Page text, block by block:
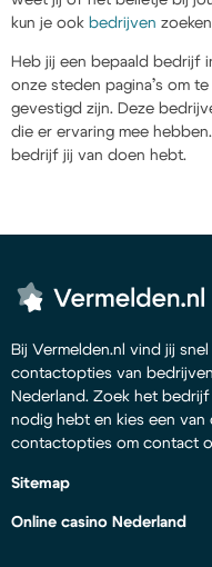
kun je ook bedrijven
Heb jij een bepaald bedrijf
onze steden pagina’s om
gevestigd zijn. Deze
die er ervaring mee
bedrijf jij van doen hebt.
Bij Vermelden.nl vind jij
contactopties van
Nederland. Zoek het
nodig hebt en kies een van
contactopties om contact
Sitemap
Online casino Nederland